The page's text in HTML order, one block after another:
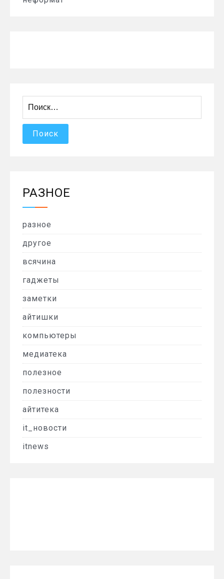
РАЗНОЕ
разное
другое
всячина
гаджеты
заметки
айтишки
компьютеры
медиатека
полезное
полезности
айтитека
it_новости
itnews